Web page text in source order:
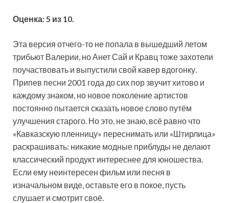
Оценка: 5 из 10.
Эта версия отчего-то не попала в вышедший летом
трибьют Валерии, но Анет Сай и Кравц тоже захотели
поучаствовать и выпустили свой кавер вдогонку.
Припев песни 2001 года до сих пор звучит хитово и
каждому знаком, но новое поколение артистов
постоянно пытается сказать новое слово путём
улучшения старого. Но это, не знаю, всё равно что
«Кавказскую пленницу» переснимать или «Штирлица»
раскрашивать: никакие модные приблуды не делают
классический продукт интереснее для юношества.
Если ему неинтересен фильм или песня в
изначальном виде, оставьте его в покое, пусть
слушает и смотрит своё.